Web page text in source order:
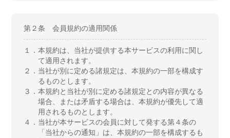
第２条 会員規約の適用関係
１．本規約は、当社が提供する本サービスの利用に関し
て適用されます。
２． 当社が別に定める諸規定は、本規約の一部を構成す
るものとします。
３．本規約と当社が別に定める諸規定との内容が異なる
場合、または矛盾する場合は、本規約が優先して適
用されるものとします。
４． 当社が本サービスの会員に対して発する第４条の
「当社からの通知」は、本規約の一部を構成するも